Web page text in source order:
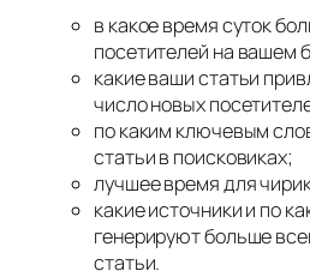
в какое время суток
посетителей на вашем
какие ваши статьи
число новых
по каким ключевым
статьи в поисковиках;
лучшее время для
какие источники и по
генерируют больше
статьи.